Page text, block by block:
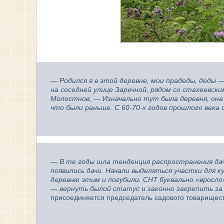
— Родился я в этой деревне, мои прадеды, деды
на соседней улице Заречной, рядом со
Молостнов, — Изначально тут была деревня,
что были раньше. С 60-70-х годов прошлого
— В те годы шла тенденция распространения
появились дачи. Начали выделяться участки
деревню этим и погубили. СНТ буквально
— вернуть былой статус и законно закрепить
присоединяется председатель садового